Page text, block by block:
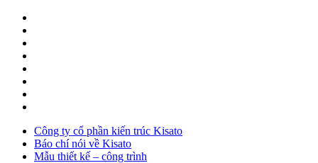
Công ty cổ phần kiến trúc Kisato
Báo chí nói về Kisato
Mẫu thiết kế – công trình